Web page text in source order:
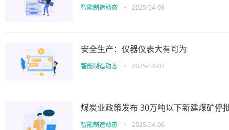
智能制造动态 • 2025-04-08
安全生产：仪器仪表大有可为
智能制造动态 • 2025-04-07
煤炭业政策发布 30万吨以下新建煤矿停
智能制造动态 • 2025-04-06